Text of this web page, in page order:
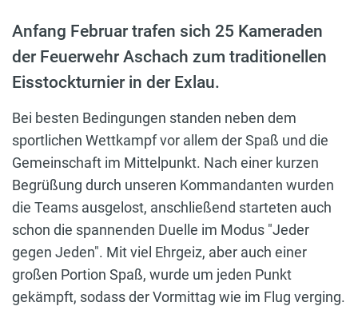
Anfang Februar trafen sich 25 Kameraden
der Feuerwehr Aschach zum traditionellen
Eisstockturnier in der Exlau.
Bei besten Bedingungen standen neben dem
sportlichen Wettkampf vor allem der Spaß und die
Gemeinschaft im Mittelpunkt. Nach einer kurzen
Begrüßung durch unseren Kommandanten wurden
die Teams ausgelost, anschließend starteten auch
schon die spannenden Duelle im Modus "Jeder
gegen Jeden". Mit viel Ehrgeiz, aber auch einer
großen Portion Spaß, wurde um jeden Punkt
gekämpft, sodass der Vormittag wie im Flug verging.